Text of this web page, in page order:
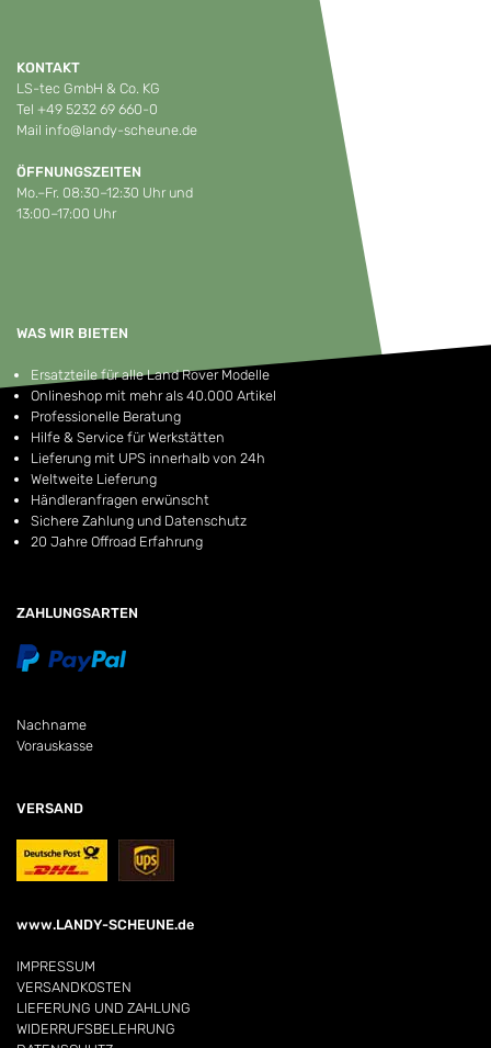
KONTAKT
LS-tec GmbH & Co. KG
Tel +49 5232 69 660-0
Mail info@landy-scheune.de
ÖFFNUNGSZEITEN
Mo.–Fr. 08:30–12:30 Uhr und
13:00–17:00 Uhr
WAS WIR BIETEN
Ersatzteile für alle Land Rover Modelle
Onlineshop mit mehr als 40.000 Artikel
Professionelle Beratung
Hilfe & Service für Werkstätten
Lieferung mit UPS innerhalb von 24h
Weltweite Lieferung
Händleranfragen erwünscht
Sichere Zahlung und Datenschutz
20 Jahre Offroad Erfahrung
ZAHLUNGSARTEN
Nachname
Vorauskasse
VERSAND
www.LANDY-SCHEUNE.de
IMPRESSUM
VERSANDKOSTEN
LIEFERUNG UND ZAHLUNG
WIDERRUFSBELEHRUNG